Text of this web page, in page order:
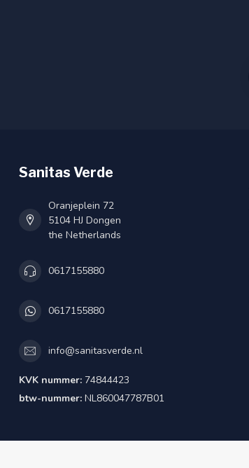
Sanitas Verde
Oranjeplein 72
5104 HJ Dongen
the Netherlands
0617155880
0617155880
info@sanitasverde.nl
KVK nummer: 74844423
btw-nummer: NL860047787B01